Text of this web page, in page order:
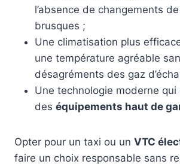
l’absence de changements
brusques ;
Une climatisation plus
une température agréable
désagréments des gaz
Une technologie moderne
des équipements haut de
Opter pour un taxi ou un VTC
faire un choix responsable sans